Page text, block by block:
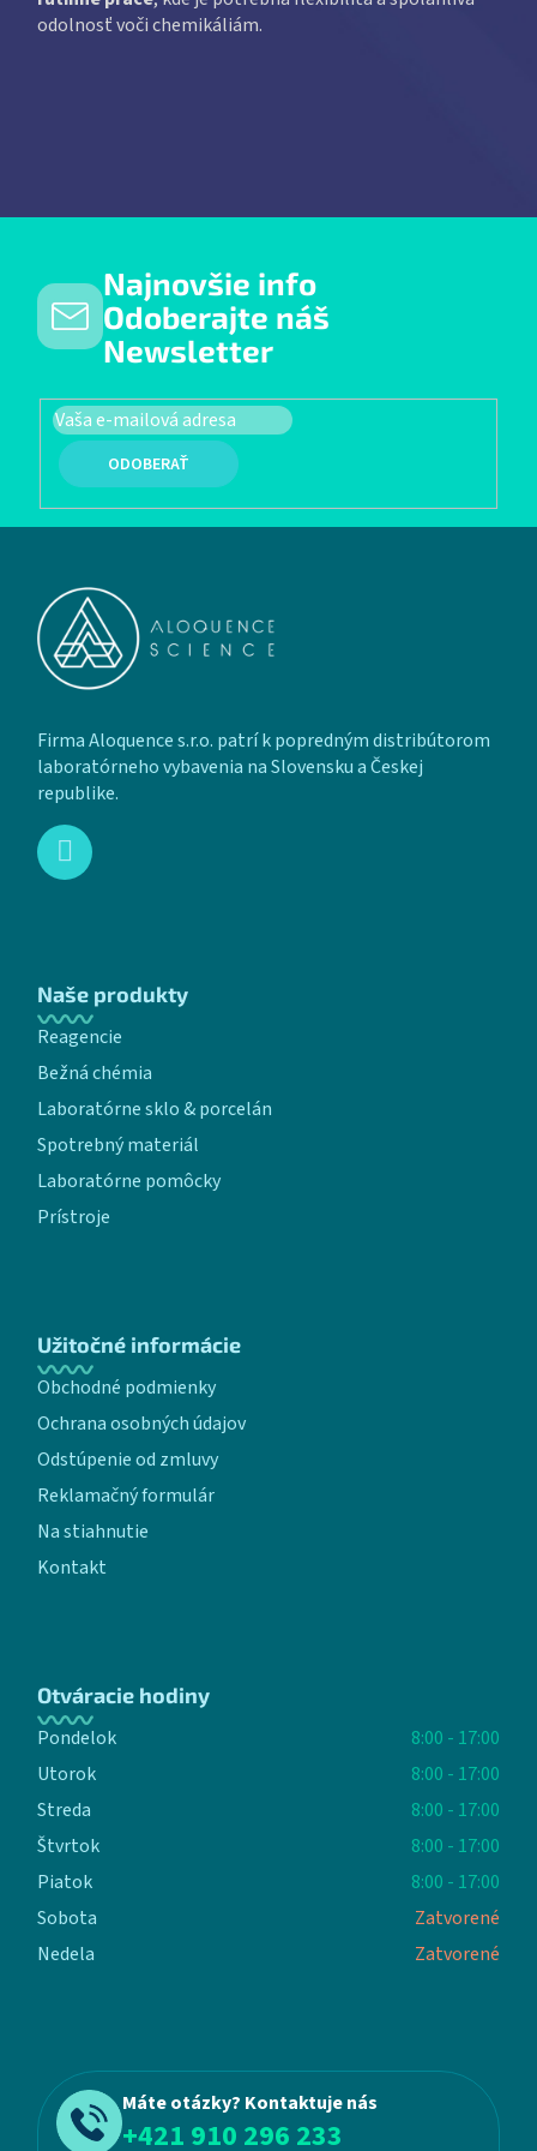
odolnosť voči chemikáliám.
Najnovšie info
Odoberajte náš
Newsletter
PRIHLÁSIŤ SA
Firma Aloquence s.r.o. patrí k popredným distribútorom
laboratórneho vybavenia na Slovensku a Českej
republike.
Naše produkty
Reagencie
Bežná chémia
Laboratórne sklo & porcelán
Spotrebný materiál
Laboratórne pomôcky
Prístroje
Užitočné informácie
Obchodné podmienky
Ochrana osobných údajov
Odstúpenie od zmluvy
Reklamačný formulár
Na stiahnutie
Kontakt
Otváracie hodiny
Pondelok
8:00 - 17:00
Utorok
8:00 - 17:00
Streda
8:00 - 17:00
Štvrtok
8:00 - 17:00
Piatok
8:00 - 17:00
Sobota
Zatvorené
Nedela
Zatvorené
Máte otázky? Kontaktuje nás
+421 910 296 233